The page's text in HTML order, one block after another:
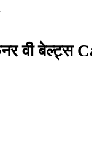
वी बेल्ट्स